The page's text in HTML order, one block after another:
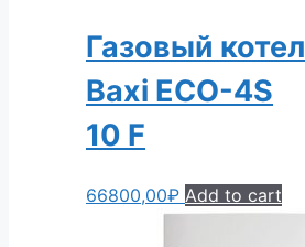
Газовый котел
Baxi ECO-4S
10 F
66800,00₽ Add to cart